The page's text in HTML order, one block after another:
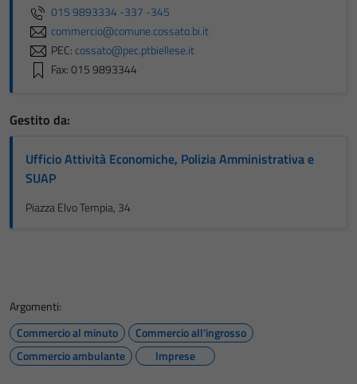
015 9893334 -337 -345
commercio@comune.cossato.bi.it
PEC:cossato@pec.ptbiellese.it
Fax: 015 9893344
Gestito da:
Ufficio Attività Economiche, Polizia Amministrativa e
SUAP
Piazza Elvo Tempia, 34
Argomenti:
Commercio al minuto
Commercio all'ingrosso
Commercio ambulante
Imprese